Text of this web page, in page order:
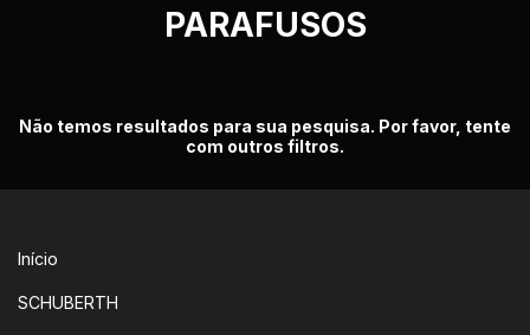
PARAFUSOS
Não temos resultados para sua pesquisa. Por favor, tente
com outros filtros.
Início
SCHUBERTH